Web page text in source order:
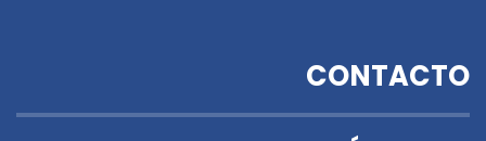
CONTACTO